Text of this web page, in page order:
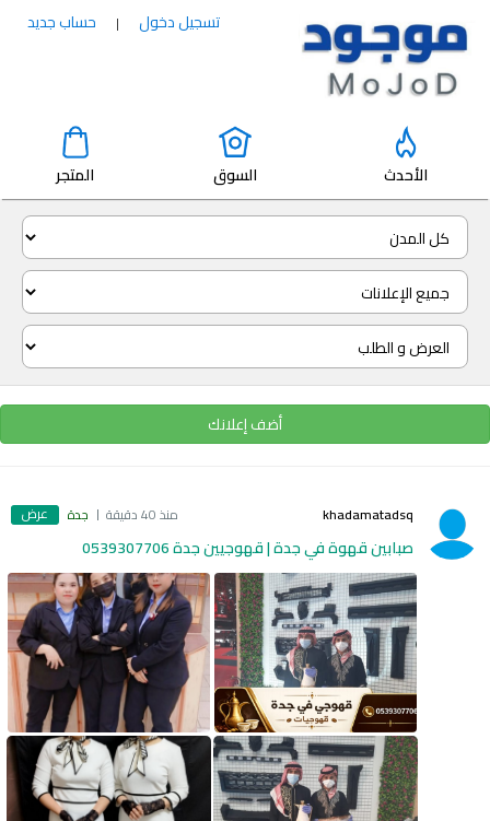
تسجيل دخول | حساب جديد
الأحدث السوق المتجر
أضف إعلانك
khadamatadsq منذ 40 دقيقة جدة عرض
صبابين قهوة في جدة | قهوجيين جدة 0539307706